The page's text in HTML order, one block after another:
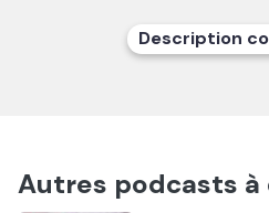
Description
Autres podcasts